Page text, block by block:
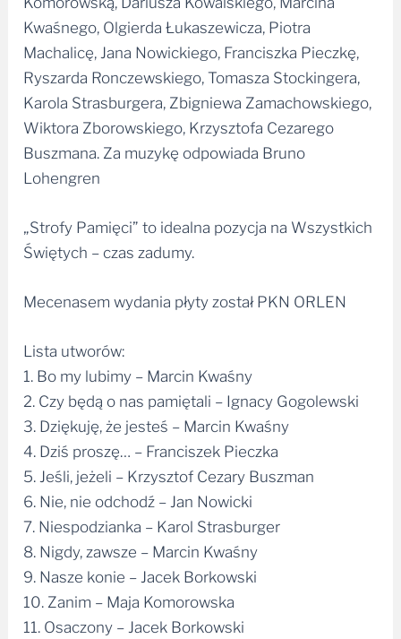
Machalicę, Jana Nowickiego, Franciszka Pieczkę,
Ryszarda Ronczewskiego, Tomasza Stockingera,
Karola Strasburgera, Zbigniewa Zamachowskiego,
Wiktora Zborowskiego, Krzysztofa Cezarego
Buszmana. Za muzykę odpowiada Bruno
Lohengren
Świętych – czas zadumy.
1. Bo my lubimy – Marcin Kwaśny
2. Czy będą o nas pamiętali – Ignacy Gogolewski
3. Dziękuję, że jesteś – Marcin Kwaśny
4. Dziś proszę… – Franciszek Pieczka
5. Jeśli, jeżeli – Krzysztof Cezary Buszman
6. Nie, nie odchodź – Jan Nowicki
7. Niespodzianka – Karol Strasburger
8. Nigdy, zawsze – Marcin Kwaśny
9. Nasze konie – Jacek Borkowski
10. Zanim – Maja Komorowska
11. Osaczony – Jacek Borkowski
12. Podróż XXI – Dariusz Kowalski